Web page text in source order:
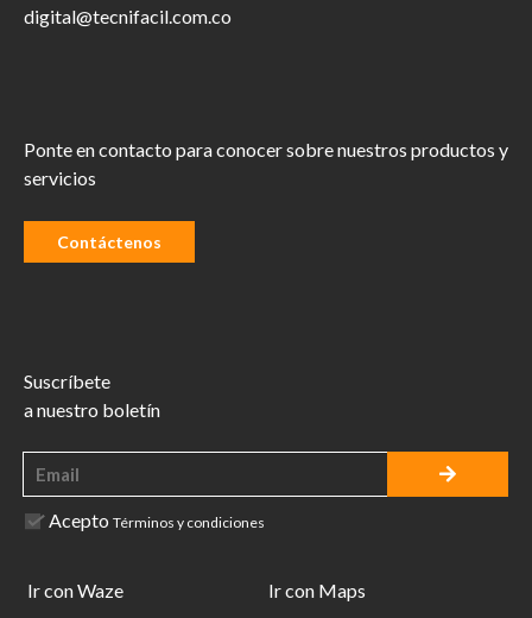
digital@tecnifacil.com.co
Ponte en contacto para conocer sobre nuestros productos y
servicios
Contáctenos
Suscríbete
a nuestro boletín
Acepto Términos y condiciones
Ir con Waze Ir con Maps